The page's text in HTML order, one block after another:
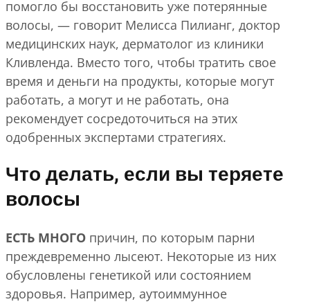
помогло бы восстановить уже потерянные
волосы, — говорит Мелисса Пилианг, доктор
медицинских наук, дерматолог из клиники
Кливленда. Вместо того, чтобы тратить свое
время и деньги на продукты, которые могут
работать, а могут и не работать, она
рекомендует сосредоточиться на этих
одобренных экспертами стратегиях.
Что делать, если вы теряете
волосы
ЕСТЬ МНОГО причин, по которым парни
преждевременно лысеют. Некоторые из них
обусловлены генетикой или состоянием
здоровья. Например, аутоиммунное